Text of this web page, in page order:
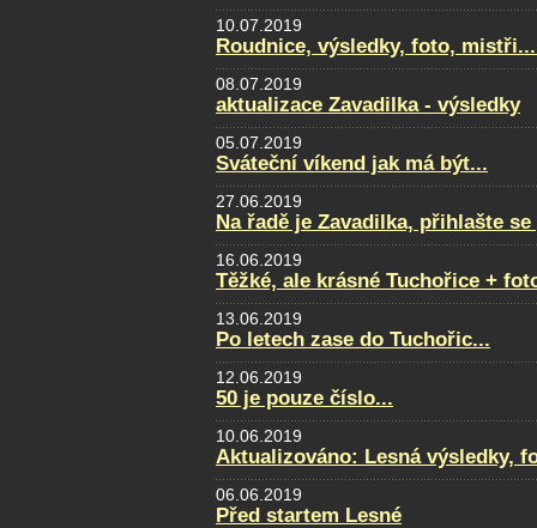
10.07.2019
Roudnice, výsledky, foto,
08.07.2019
aktualizace Zavadilka - výsledky
05.07.2019
Sváteční víkend jak má být...
27.06.2019
Na řadě je Zavadilka, přihlašte
16.06.2019
Těžké, ale krásné Tuchořice +
13.06.2019
Po letech zase do Tuchořic...
12.06.2019
50 je pouze číslo...
10.06.2019
Aktualizováno: Lesná výsledky,
06.06.2019
Před startem Lesné